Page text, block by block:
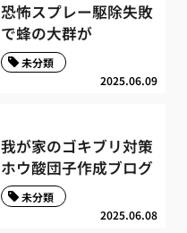
恐怖スプレー駆除失敗
で蜂の大群が
2025.06.09
未分類
我が家のゴキブリ対策
ホウ酸団子作成ブログ
2025.06.08
未分類